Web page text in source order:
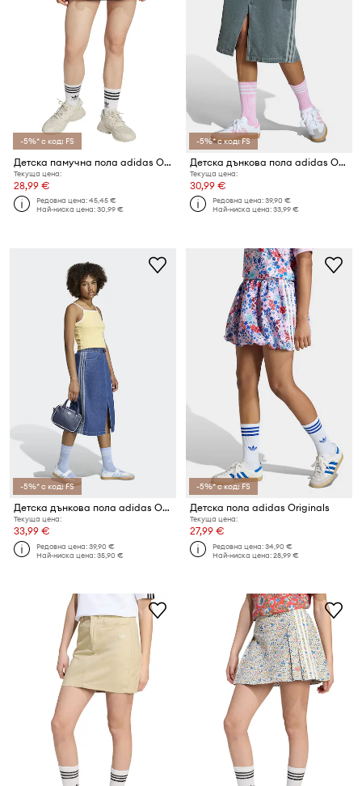
-5%* с код: FS
Детска памучна пола adidas Originals
Текуща цена:
28,99 €
Редовна цена:45,45 €
Най-ниска цена:30,99 €
-5%* с код: FS
Детска дънкова пола adidas Originals
Текуща цена:
30,99 €
Редовна цена:39,90 €
Най-ниска цена:33,99 €
-5%* с код: FS
Детска дънкова пола adidas Originals
Текуща цена:
33,99 €
Редовна цена:39,90 €
Най-ниска цена:35,90 €
-5%* с код: FS
Детска пола adidas Originals
Текуща цена:
27,99 €
Редовна цена:34,90 €
Най-ниска цена:28,99 €